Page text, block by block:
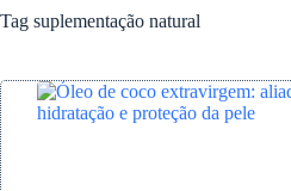
Tag suplementação natural